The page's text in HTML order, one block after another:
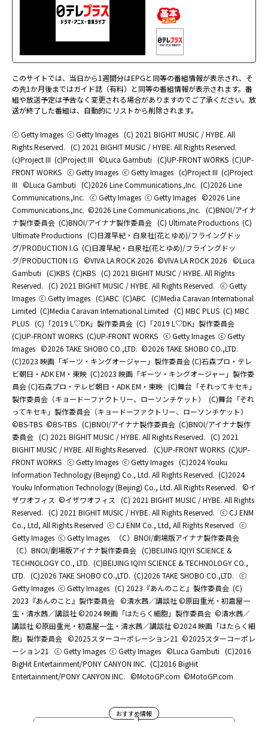
このサイトでは、当日から1週間分はEPGと同等の番組情報が表示され、そ
の先1か月後まではガイド誌（有料）と同等の番組情報が表示されます。番
組や放送予定は予告なく変更される場合がありますのでご了承ください。放
送が終了した番組は、自動的にリストから削除されます。
ⓒ Getty Images ⓒ Getty Images (C) 2021 BIGHIT MUSIC / HYBE. All
Rights Reserved. (C) 2021 BIGHIT MUSIC / HYBE. All Rights Reserved.
(c)Project III (c)Project III ©Luca Gambuti (C)UP-FRONT WORKS (C)UP-
FRONT WORKS ⓒ Getty Images ⓒ Getty Images (c)Project III (c)Project
III ©Luca Gambuti (C)2026 Line Communications.,Inc. (C)2026 Line
Communications.,Inc. ⓒ Getty Images ⓒ Getty Images ©2026 Line
Communications.,Inc. ©2026 Line Communications.,Inc. (C)BNOI/アイナ
ナ製作委員会 (C)BNOI/アイナナ製作委員会 (C) Ultimate Productions (C)
Ultimate Productions (C)日渡早紀・白泉社(花とゆめ)/フライングドッ
グ/PRODUCTION I.G (C)日渡早紀・白泉社(花とゆめ)/フライングドッ
グ/PRODUCTION I.G ©️VIVA LA ROCK 2026 ©️VIVA LA ROCK 2026 ©Luca
Gambuti (C)KBS (C)KBS (C) 2021 BIGHIT MUSIC / HYBE. All Rights
Reserved. (C) 2021 BIGHIT MUSIC / HYBE. All Rights Reserved. ⓒ Getty
Images ⓒ Getty Images (C)ABC (C)ABC (C)Media Caravan International
Limited (C)Media Caravan International Limited (C) MBC PLUS (C) MBC
PLUS (C)「2019 L♡DK」製作委員会 (C)「2019 L♡DK」製作委員会
(C)UP-FRONT WORKS (C)UP-FRONT WORKS ⓒ Getty Images ⓒ Getty
Images ©2026 TAKE SHOBO CO.,LTD. ©2026 TAKE SHOBO CO.,LTD.
(C)2023 映画「ギーツ・キングオージャー」製作委員会 (C)石森プロ・テレ
ビ朝日・ADK EM・東映 (C)2023 映画「ギーツ・キングオージャー」製作委
員会 (C)石森プロ・テレビ朝日・ADK EM・東映 (C)舞台「それってキセキ」
製作委員会（キョードーファクトリー、ローソンチケット）
(C)舞台「それ
ってキセキ」製作委員会（キョードーファクトリー、ローソンチケット）
©BS-TBS ©BS-TBS (C)BNOI/アイナナ製作委員会 (C)BNOI/アイナナ製作
委員会 (C) 2021 BIGHIT MUSIC / HYBE. All Rights Reserved. (C) 2021
BIGHIT MUSIC / HYBE. All Rights Reserved. (C)UP-FRONT WORKS (C)UP-
FRONT WORKS ⓒ Getty Images ⓒ Getty Images (C)2024 Youku
Information Technology (Beijing) Co., Ltd. All Rights Reserved. (C)2024
Youku Information Technology (Beijing) Co., Ltd. All Rights Reserved. ©イ
ザワオフィス ©イザワオフィス
(C) 2021 BIGHIT MUSIC / HYBE. All Rights
Reserved. (C) 2021 BIGHIT MUSIC / HYBE. All Rights Reserved. ⓒ CJ ENM
Co., Ltd, All Rights Reserved ⓒ CJ ENM Co., Ltd, All Rights Reserved ⓒ
Getty Images ⓒ Getty Images
（C）BNOI/劇場版アイナナ製作委員会
（C）BNOI/劇場版アイナナ製作委員会 (C)BEIJING IQIYI SCIENCE &
TECHNOLOGY CO., LTD. (C)BEIJING IQIYI SCIENCE & TECHNOLOGY CO.,
LTD. (C)2026 TAKE SHOBO CO.,LTD. (C)2026 TAKE SHOBO CO.,LTD. ⓒ
Getty Images ⓒ Getty Images (C) 2023『あんのこと』製作委員会 (C)
2023『あんのこと』製作委員会 ©清水茜／講談社 ©原田重光・初嘉屋一
生・清水茜／講談社 ©2024 映画「はたらく細胞」製作委員会 ©清水茜／
講談社 ©原田重光・初嘉屋一生・清水茜／講談社 ©2024 映画「はたらく細
胞」製作委員会 ©2025スターコーポレーション21 ©2025スターコーポレ
ーション21
ⓒ Getty Images ⓒ Getty Images ©Luca Gambuti (C)2016
BigHit Entertainment/PONY CANYON INC. (C)2016 BigHit
Entertainment/PONY CANYON INC. ©MotoGP.com ©MotoGP.com
おすすめ情報